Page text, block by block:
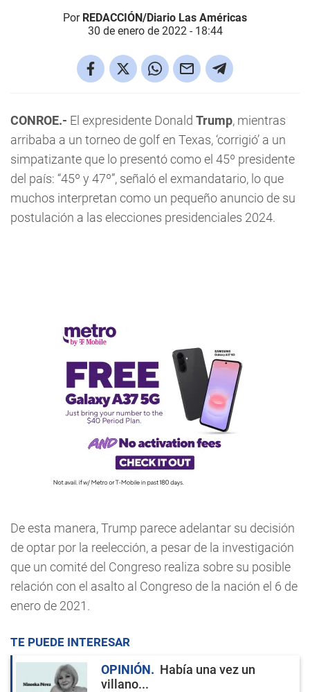
Por REDACCIÓN/Diario Las Américas
30 de enero de 2022 - 18:44
CONROE.- El expresidente Donald Trump, mientras
arribaba a un torneo de golf en Texas, ‘corrigió’ a un
simpatizante que lo presentó como el 45º presidente
del país: “45º y 47º”, señaló el exmandatario, lo que
muchos interpretan como un pequeño anuncio de su
postulación a las elecciones presidenciales 2024.
De esta manera, Trump parece adelantar su decisión
de optar por la reelección, a pesar de la investigación
que un comité del Congreso realiza sobre su posible
relación con el asalto al Congreso de la nación el 6 de
enero de 2021.
TE PUEDE INTERESAR
OPINIÓN
Había una vez un
villano...